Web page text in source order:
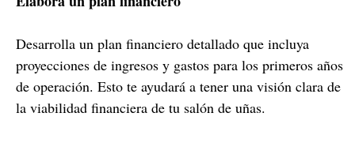
Desarrolla un plan financiero detallado que incluya
proyecciones de ingresos y gastos para los primeros años
de operación. Esto te ayudará a tener una visión clara de
la viabilidad financiera de tu salón de uñas.